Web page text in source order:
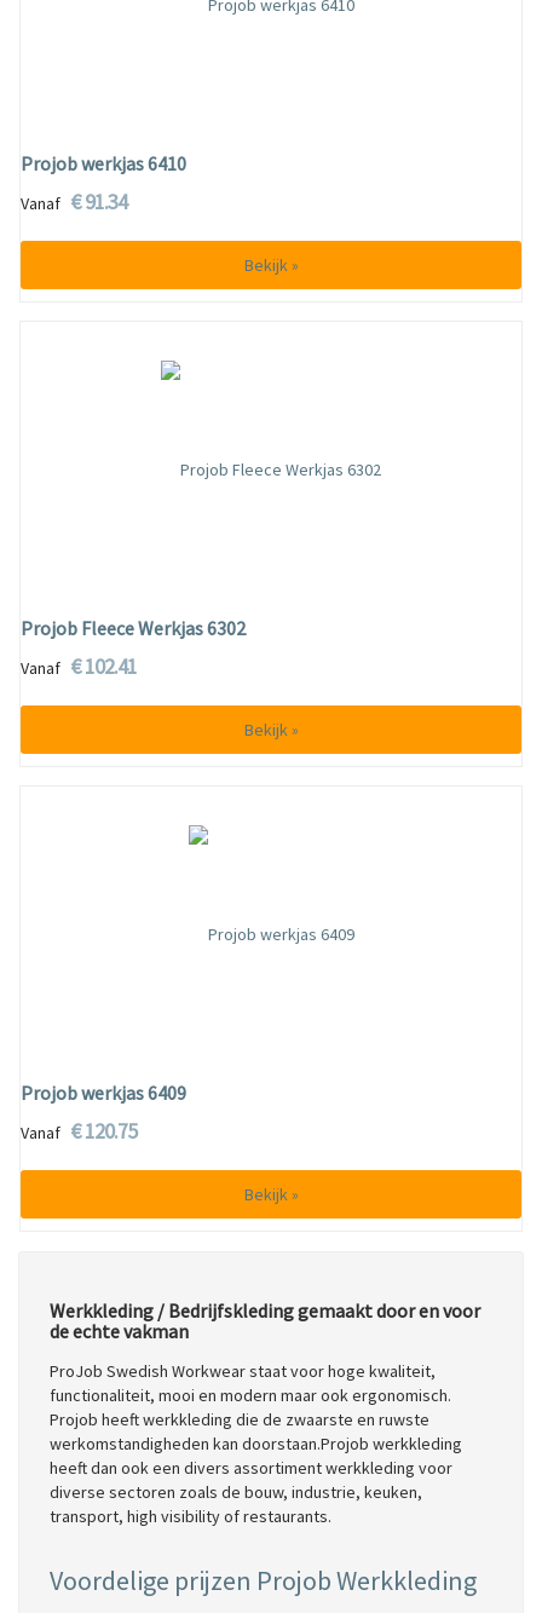
Projob werkjas 6410
Vanaf € 91.34
Bekijk »
Projob Fleece Werkjas 6302
Vanaf € 102.41
Bekijk »
Projob werkjas 6409
Vanaf € 120.75
Bekijk »
Werkkleding / Bedrijfskleding gemaakt door en voor
de echte vakman
ProJob Swedish Workwear staat voor hoge kwaliteit,
functionaliteit, mooi en modern maar ook ergonomisch.
Projob heeft werkkleding die de zwaarste en ruwste
werkomstandigheden kan doorstaan.Projob werkkleding
heeft dan ook een divers assortiment werkkleding voor
diverse sectoren zoals de bouw, industrie, keuken,
transport, high visibility of restaurants.
Voordelige prijzen Projob Werkkleding